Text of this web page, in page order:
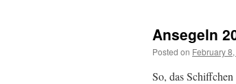
Ansegeln
Posted on February
So, das